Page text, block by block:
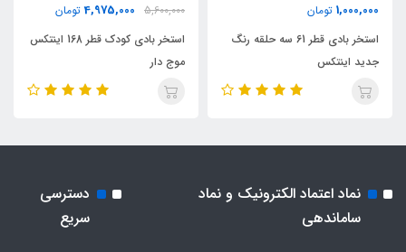
1,000,000 تومان
استخر بادی قطر 61 سه حلقه رنگ
جدید اینتکس
5,600,000
4,975,000 تومان
استخر بادی کودک قطر 168 اینتکس
موج دار
نماد اعتماد الکترونیک و نماد
ساماندهی
دسترسی
سریع